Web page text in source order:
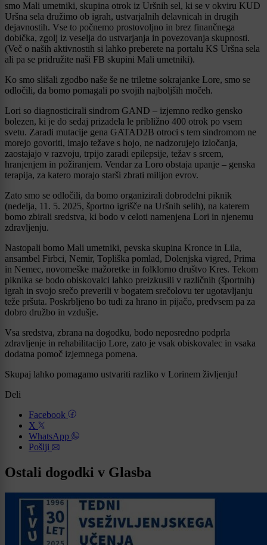
smo Mali umetniki, skupina otrok iz Uršnih sel, ki se v okviru KUD
Uršna sela družimo ob igrah, ustvarjalnih delavnicah in drugih
dejavnostih. Vse to počnemo prostovoljno in brez finančnega
dobička, zgolj iz veselja do ustvarjanja in povezovanja skupnosti.
(Več o naših aktivnostih si lahko preberete na portalu KS Uršna sela
ali pa se pridružite naši FB skupini Mali umetniki).
Ko smo slišali zgodbo naše še ne triletne sokrajanke Lore, smo se
odločili, da bomo pomagali po svojih najboljših močeh.
Lori so diagnosticirali sindrom GAND – izjemno redko gensko
bolezen, ki je do sedaj prizadela le približno 400 otrok po vsem
svetu. Zaradi mutacije gena GATAD2B otroci s tem sindromom ne
morejo govoriti, imajo težave s hojo, ne nadzorujejo izločanja,
zaostajajo v razvoju, trpijo zaradi epilepsije, težav s srcem,
hranjenjem in požiranjem. Vendar za Loro obstaja upanje – genska
terapija, za katero morajo starši zbrati milijon evrov.
Zato smo se odločili, da bomo organizirali dobrodelni piknik
(nedelja, 11. 5. 2025, športno igrišče na Uršnih selih), na katerem
bomo zbirali sredstva, ki bodo v celoti namenjena Lori in njenemu
zdravljenju.
Nastopali bomo Mali umetniki, pevska skupina Kronce in Lila,
ansambel Firbci, Nemir, Topliška pomlad, Dolenjska vigred, Prima
in Nemec, novomeške mažoretke in folklorno društvo Kres. Tekom
piknika se bodo obiskovalci lahko preizkusili v različnih (športnih)
igrah in svojo srečo preverili v bogatem srečolovu ter ugotavljanju
teže pršuta. Poskrbljeno bo tudi za hrano in pijačo, predvsem pa za
dobro družbo in vzdušje.
Vsa sredstva, zbrana na dogodku, bodo neposredno podprla
zdravljenje in rehabilitacijo Lore, zato je vsak obiskovalec in vsaka
dodatna pomoč izjemnega pomena.
Skupaj lahko pomagamo ustvariti razliko v Lorinem življenju!
Deli
Facebook
X
WhatsApp
Pošlji
Ostali dogodki v Glasba